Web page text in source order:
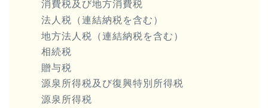
消費税及び地方消費税
法人税（連結納税を含む）
地方法人税（連結納税を含む）
相続税
贈与税
源泉所得税及び復興特別所得税
源泉所得税